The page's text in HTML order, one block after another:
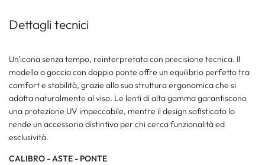
Dettagli tecnici
Un'icona senza tempo, reinterpretata con precisione tecnica. Il
modello a goccia con doppio ponte offre un equilibrio perfetto tra
comfort e stabilità, grazie alla sua struttura ergonomica che si
adatta naturalmente al viso. Le lenti di alta gamma garantiscono
una protezione UV impeccabile, mentre il design sofisticato lo
rende un accessorio distintivo per chi cerca funzionalità ed
esclusività.
CALIBRO - ASTE - PONTE